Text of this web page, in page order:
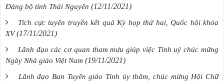
Đảng bộ tỉnh Thái Nguyên (12/11/2021)
Tích cực tuyên truyền kết quả Kỳ họp thứ hai, Quốc hội khóa
XV (17/11/2021)
Lãnh đạo các cơ quan tham mưu giúp việc Tỉnh uỷ chúc mừng
Ngày Nhà giáo Việt Nam (19/11/2021)
Lãnh đạo Ban Tuyên giáo Tỉnh ủy thăm, chúc mừng Hội Chữ